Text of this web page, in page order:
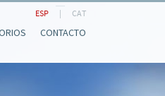
ESP | CAT
CONTACTO